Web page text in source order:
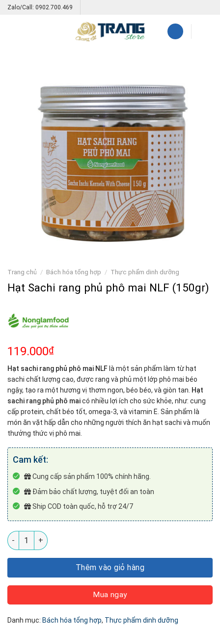
SkipZalo/Call: 0902.700.469
Trang chủ / Bách hóa tổng hợp / Thực phẩm dinh dưỡng
Hạt Sachi rang phủ phô mai NLF (150gr)
119.000₫
Hạt sachi rang phủ phô mai NLF là một sản phẩm làm từ hạt
sachi chất lượng cao, được rang và phủ một lớp phô mai béo
ngậy, tạo ra một hương vị thơm ngon, béo béo, và giòn tan. Hạt
sachi rang phủ phô maicó nhiều lợi ích cho sức khỏe, như: cung
cấp protein, chất béo tốt, omega-3, và vitamin E. Sản phẩm là
món ăn vặt hấp dẫn cho những người thích ăn hạt sachi và muốn
thưởng thức vị phô mai.
Cam kết:
Cung cấp sản phẩm 100% chính hãng.
Đảm bảo chất lượng, tuyệt đối an toàn
Ship COD toàn quốc, hỗ trợ 24/7
Hạt Sachi rang phủ phô mai NLF (150gr) số lượng
Thêm vào giỏ hàng
Mua ngay
Danh mục: Bách hóa tổng hợp, Thực phẩm dinh dưỡng